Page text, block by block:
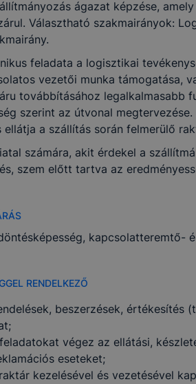
ágazat képzése,
Választható szakmairányok:
feladata a logisztikai
vezetői munka támogatása,
továbbításához legalkalmasabb
szerint az útvonal
ellátja a szállítás során felmerülő
számára, akit érdekel a
szem előtt tartva az
kapcsolatteremtő-
RENDELKEZŐ
beszerzések, értékesítés
végez az ellátási,
eseteket;
kezelésével és vezetésével